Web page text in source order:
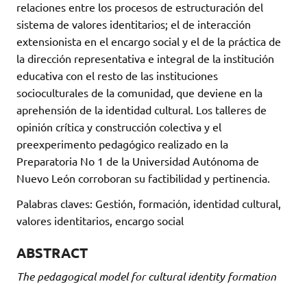
relaciones entre los procesos de estructuración del
sistema de valores identitarios; el de interacción
extensionista en el encargo social y el de la práctica de
la dirección representativa e integral de la institución
educativa con el resto de las instituciones
socioculturales de la comunidad, que deviene en la
aprehensión de la identidad cultural. Los talleres de
opinión crítica y construcción colectiva y el
preexperimento pedagógico realizado en la
Preparatoria No 1 de la Universidad Autónoma de
Nuevo León corroboran su factibilidad y pertinencia.
Palabras claves: Gestión, formación, identidad cultural,
valores identitarios, encargo social
ABSTRACT
The pedagogical model for cultural identity formation